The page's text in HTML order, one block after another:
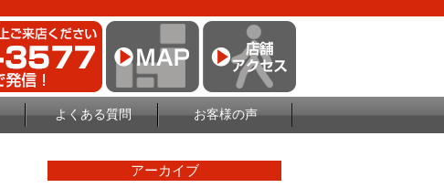
よくある質問 お客様の声
アーカイブ